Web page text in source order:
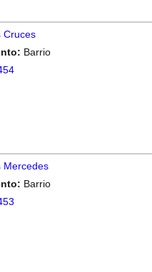
Cruces
Barrio
Mercedes
Barrio